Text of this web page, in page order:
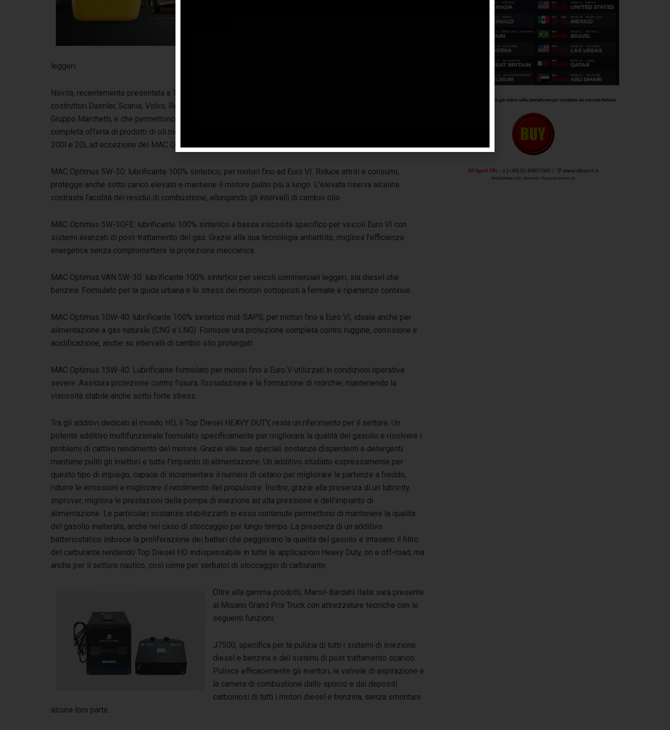
leggeri.
Novità, recentemente presentata a Transpotec 2026, è la linea MAC Optimus: linea con approvazione dei
costruttori Daimler, Scania, Volvo, Renault, Mack, proposta a marchio MAC, uno dei brand che compongono il
Gruppo Marchetti, e che permettono a Maroil di offrire una serie di alternative e varianti nella vasta e
completa offerta di prodotti di oli motore. La gamma è composta da 5 prodotti, disponibili in due formati
200l e 20l, ad eccezione del MAC Optimus VAN 5W-30 che ha anche il formato 5l:
MAC Optimus 5W-30: lubrificante 100% sintetico, per motori fino ad Euro VI. Riduce attriti e consumi,
protegge anche sotto carico elevato e mantiene il motore pulito più a lungo. L’elevata riserva alcalina
contrasta l’acidità dei residui di combustione, allungando gli intervalli di cambio olio
MAC Optimus 5W-30FE: lubrificante 100% sintetico a bassa viscosità specifico per veicoli Euro VI con
sistemi avanzati di post-trattamento del gas. Grazie alla sua tecnologia antiattrito, migliora l’efficienza
energetica senza compromettere la protezione meccanica.
MAC Optimus VAN 5W-30: lubrificante 100% sintetico per veicoli commerciali leggeri, sia diesel che
benzina. Formulato per la guida urbana e lo stress dei motori sottoposti a fermate e ripartenze continue.
MAC Optimus 10W-40: lubrificante 100% sintetico mid-SAPS, per motori fino a Euro VI, ideale anche per
alimentazione a gas naturale (CNG e LNG). Fornisce una protezione completa contro ruggine, corrosione e
acidificazione, anche su intervalli di cambio olio prolungati.
MAC Optimus 15W-40: Lubrificante formulato per motori fino a Euro V utilizzati in condizioni operative
severe. Assicura protezione contro l’usura, l’ossidazione e la formazione di morchie, mantenendo la
viscosità stabile anche sotto forte stress.
Tra gli additivi dedicati al mondo HD, il Top Diesel HEAVY DUTY, resta un riferimento per il settore. Un
potente additivo multifunzionale formulato specificamente per migliorare la qualità del gasolio e risolvere i
problemi di cattivo rendimento del motore. Grazie alle sue speciali sostanze disperdenti e detergenti
mantiene puliti gli iniettori e tutto l’impianto di alimentazione. Un additivo studiato espressamente per
questo tipo di impiego, capace di incrementare il numero di cetano per migliorare le partenze a freddo,
ridurre le emissioni e migliorare il rendimento del propulsore. Inoltre, grazie alla presenza di un lubricity
improver, migliora le prestazioni della pompa di iniezione ad alta pressione e dell’impianto di
alimentazione. Le particolari sostanze stabilizzanti in esso contenute permettono di mantenere la qualità
del gasolio inalterata, anche nel caso di stoccaggio per lungo tempo. La presenza di un additivo
batteriostatico inibisce la proliferazione dei batteri che peggiorano la qualità del gasolio e intasano il filtro
del carburante rendendo Top Diesel HD indispensabile in tutte le applicazioni Heavy Duty, on e off-road, ma
anche per il settore nautico, così come per serbatoi di stoccaggio di carburante.
Oltre alla gamma prodotti, Maroil-Bardahl Italia sarà presente
al Misano Grand Prix Truck con attrezzature tecniche con le
seguenti funzioni:
J7500, specifica per la pulizia di tutti i sistemi di iniezione
diesel e benzina e dei sistemi di post trattamento scarico.
Pulisce efficacemente gli iniettori, le valvole di aspirazione e
la camera di combustione dallo sporco e dai depositi
carboniosi di tutti i motori diesel e benzina, senza smontare
alcuna loro parte.